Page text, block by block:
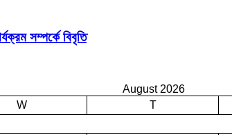
সম্পর্কে বিবৃতি
August 2026
W T